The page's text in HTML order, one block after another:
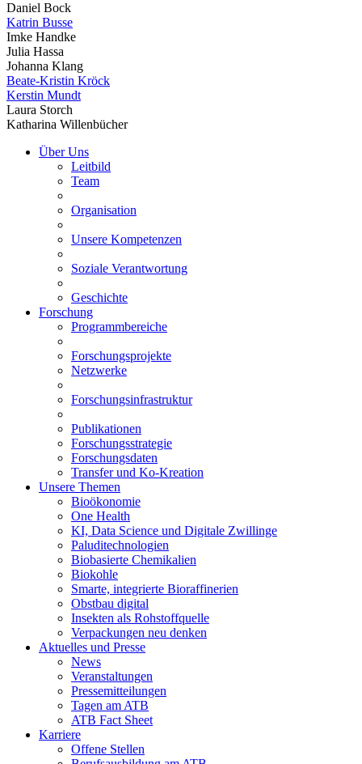
Daniel Bock
Katrin Busse
Imke Handke
Julia Hassa
Johanna Klang
Beate-Kristin Kröck
Kerstin Mundt
Laura Storch
Katharina Willenbücher
Über Uns
Leitbild
Team
Organisation
Unsere Kompetenzen
Soziale Verantwortung
Geschichte
Forschung
Programmbereiche
Forschungsprojekte
Netzwerke
Forschungsinfrastruktur
Publikationen
Forschungsstrategie
Forschungsdaten
Transfer und Ko-Kreation
Unsere Themen
Bioökonomie
One Health
KI, Data Science und Digitale Zwillinge
Paluditechnologien
Biobasierte Chemikalien
Biokohle
Smarte, integrierte Bioraffinerien
Obstbau digital
Insekten als Rohstoffquelle
Verpackungen neu denken
Aktuelles und Presse
News
Veranstaltungen
Pressemitteilungen
Tagen am ATB
ATB Fact Sheet
Karriere
Offene Stellen